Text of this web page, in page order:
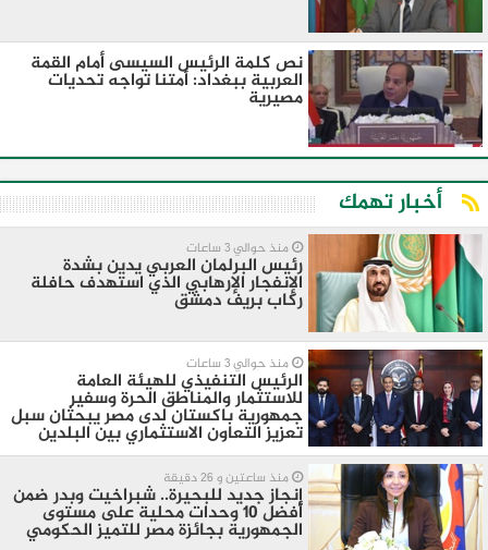
نص كلمة الرئيس السيسى أمام القمة
العربية ببغداد: أمتنا تواجه تحديات
مصيرية
أخبار تهمك
منذ حوالي 3 ساعات
رئيس البرلمان العربي يدين بشدة
الإنفجار الإرهابي الذي استهدف حافلة
ركاب بريف دمشق
منذ حوالي 3 ساعات
الرئيس التنفيذي للهيئة العامة
للاستثمار والمناطق الحرة وسفير
جمهورية باكستان لدى مصر يبحثان سبل
تعزيز التعاون الاستثماري بين البلدين
منذ ساعتين و 26 دقيقة
إنجاز جديد للبحيرة.. شبراخيت وبدر ضمن
أفضل 10 وحدات محلية على مستوى
الجمهورية بجائزة مصر للتميز الحكومي